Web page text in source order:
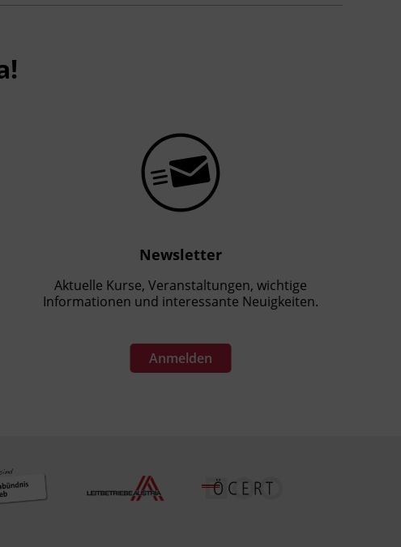
Newsletter
Aktuelle Kurse, Veranstaltungen, wichtige
Informationen und interessante Neuigkeiten.
Anmelden